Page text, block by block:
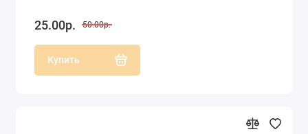
25.00р. 50.00р.
Купить